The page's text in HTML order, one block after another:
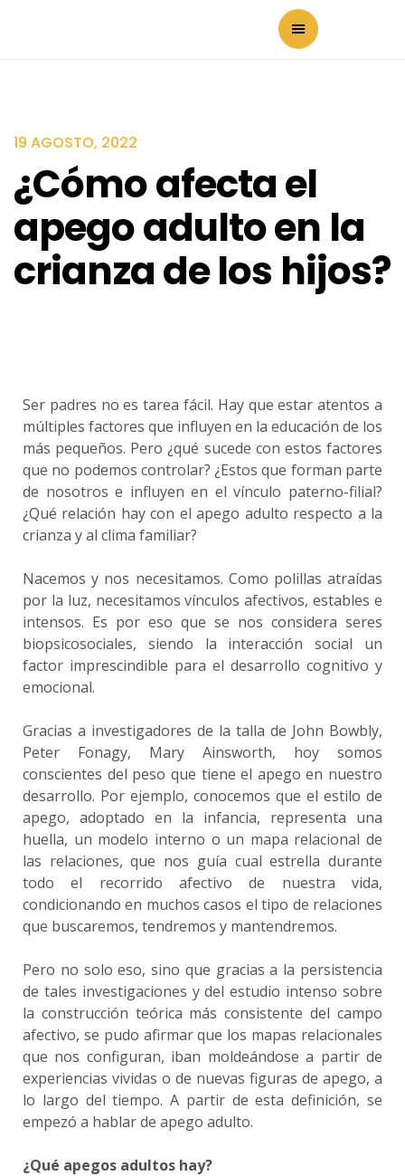
19 AGOSTO, 2022
¿Cómo afecta el
apego adulto en la
crianza de los hijos?
Ser padres no es tarea fácil. Hay que estar atentos a
múltiples factores que influyen en la educación de los
más pequeños. Pero ¿qué sucede con estos factores
que no podemos controlar? ¿Estos que forman parte
de nosotros e influyen en el vínculo paterno-filial?
¿Qué relación hay con el apego adulto respecto a la
crianza y al clima familiar?
Nacemos y nos necesitamos. Como polillas atraídas
por la luz, necesitamos vínculos afectivos, estables e
intensos. Es por eso que se nos considera seres
biopsicosociales, siendo la interacción social un
factor imprescindible para el desarrollo cognitivo y
emocional.
Gracias a investigadores de la talla de John Bowbly,
Peter Fonagy, Mary Ainsworth, hoy somos
conscientes del peso que tiene el apego en nuestro
desarrollo. Por ejemplo, conocemos que el estilo de
apego, adoptado en la infancia, representa una
huella, un modelo interno o un mapa relacional de
las relaciones, que nos guía cual estrella durante
todo el recorrido afectivo de nuestra vida,
condicionando en muchos casos el tipo de relaciones
que buscaremos, tendremos y mantendremos.
Pero no solo eso, sino que gracias a la persistencia
de tales investigaciones y del estudio intenso sobre
la construcción teórica más consistente del campo
afectivo, se pudo afirmar que los mapas relacionales
que nos configuran, iban moldeándose a partir de
experiencias vividas o de nuevas figuras de apego, a
lo largo del tiempo. A partir de esta definición, se
empezó a hablar de apego adulto.
¿Qué apegos adultos hay?